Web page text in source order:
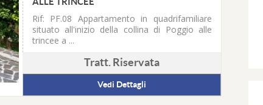
ALLE TRINCEE
Rif: PF.08 Appartamento in quadrifamiliare
situato all'inizio della collina di Poggio alle
trincee a ...
Tratt. Riservata
Vedi Dettagli